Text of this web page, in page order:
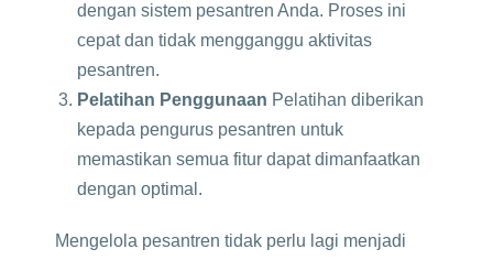
dengan sistem pesantren Anda. Proses ini
cepat dan tidak mengganggu aktivitas
pesantren.
Pelatihan Penggunaan Pelatihan diberikan
kepada pengurus pesantren untuk
memastikan semua fitur dapat dimanfaatkan
dengan optimal.
Mengelola pesantren tidak perlu lagi menjadi